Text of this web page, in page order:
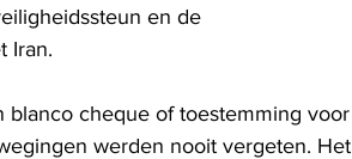
en de
Iran.
blanco cheque of toestemming voor
werden nooit vergeten. Het